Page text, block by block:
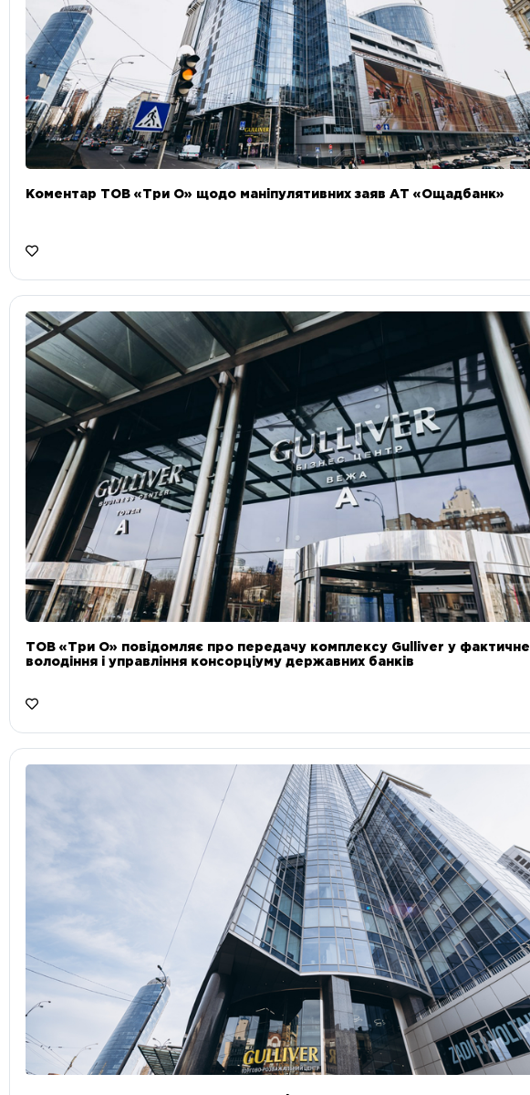
Коментар ТОВ «Три О» щодо маніпулятивних заяв АТ «Ощадбанк»
ТОВ «Три О» повідомляє про передачу комплексу Gulliver у фактичне
володіння і управління консорціуму державних банків